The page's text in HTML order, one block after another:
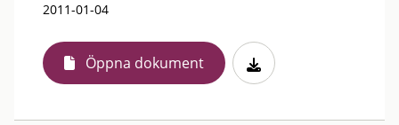
2011-01-04
Öppna dokument